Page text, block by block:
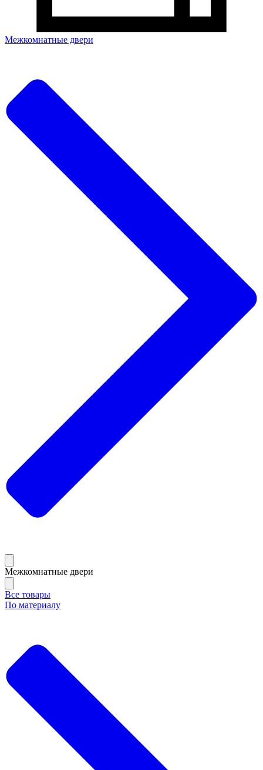
Межкомнатные двери
Межкомнатные двери
Все товары
По материалу